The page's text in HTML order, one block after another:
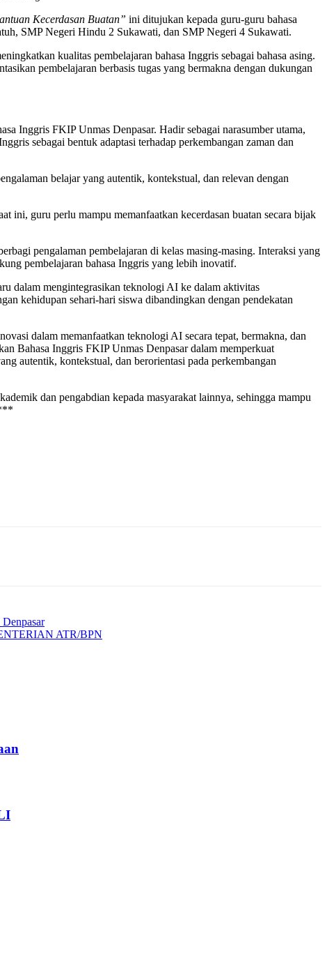
Kecerdasan Buatan” ini ditujukan kepada guru-guru bahasa
SMP Negeri Hindu 2 Sukawati, dan SMP Negeri 4 Sukawati.
kualitas pembelajaran bahasa Inggris sebagai bahasa asing.
pembelajaran berbasis tugas yang bermakna dengan dukungan
Inggris FKIP Unmas Denpasar. Hadir sebagai narasumber utama,
sebagai bentuk adaptasi terhadap perkembangan zaman dan
belajar yang autentik, kontekstual, dan relevan dengan
ini, guru perlu mampu memanfaatkan kecerdasan buatan secara bijak
pengalaman pembelajaran di kelas masing-masing. Interaksi yang
pembelajaran bahasa Inggris yang lebih inovatif.
dalam mengintegrasikan teknologi AI ke dalam aktivitas
kehidupan sehari-hari siswa dibandingkan dengan pendekatan
dalam memanfaatkan teknologi AI secara tepat, bermakna, dan
Bahasa Inggris FKIP Unmas Denpasar dalam memperkuat
autentik, kontekstual, dan berorientasi pada perkembangan
dan pengabdian kepada masyarakat lainnya, sehingga mampu
ATR/BPN